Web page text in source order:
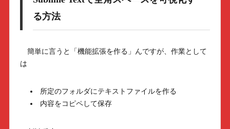
る方法
簡単に言うと「機能拡張を作る」んですが、作業として
は
所定のフォルダにテキストファイルを作る
内容をコピペして保存